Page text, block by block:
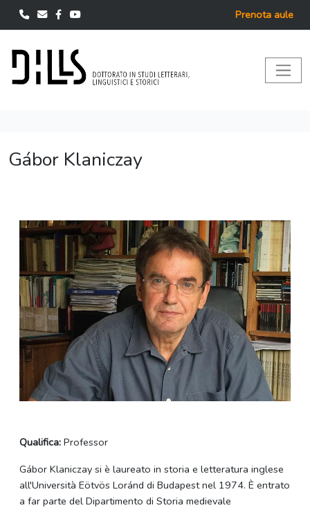
Prenota aule
Gábor Klaniczay
Qualifica: Professor
Gábor Klaniczay si è laureato in storia e letteratura inglese
all'Università Eötvös Loránd di Budapest nel 1974. È entrato
a far parte del Dipartimento di Storia medievale